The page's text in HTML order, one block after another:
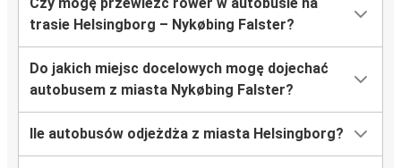
trasie Helsingborg – Nykøbing Falster?
Do jakich miejsc docelowych mogę dojechać
autobusem z miasta Nykøbing Falster?
Ile autobusów odjeżdża z miasta Helsingborg?